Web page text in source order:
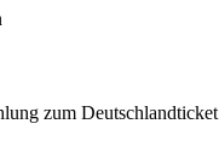
zum Deutschlandticket